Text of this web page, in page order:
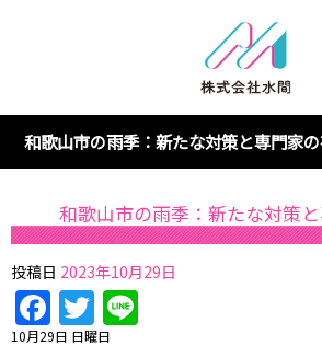
和歌山市の雨季：新たな対策と専門家
和歌山市の雨季：新たな対策
投稿日 2023年10月29日
Facebook
Twitter
10月29日 日曜日